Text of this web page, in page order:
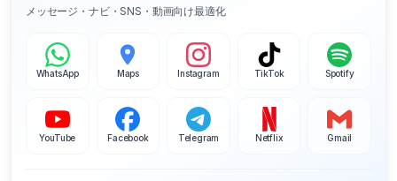
メッセージ・ナビ・SNS・動画向け最適化
WhatsApp Maps Instagram TikTok Spotify
YouTube Facebook Telegram Netflix Gmail